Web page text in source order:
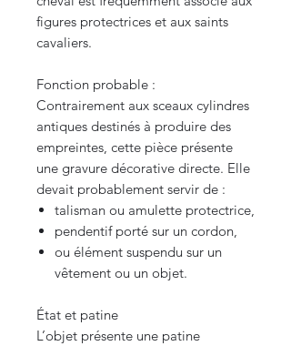
figures protectrices et aux saints
cavaliers.
Fonction probable :
Contrairement aux sceaux cylindres
antiques destinés à produire des
empreintes, cette pièce présente
une gravure décorative directe. Elle
devait probablement servir de :
talisman ou amulette protectrice,
pendentif porté sur un cordon,
ou élément suspendu sur un
vêtement ou un objet.
État et patine
L’objet présente une patine